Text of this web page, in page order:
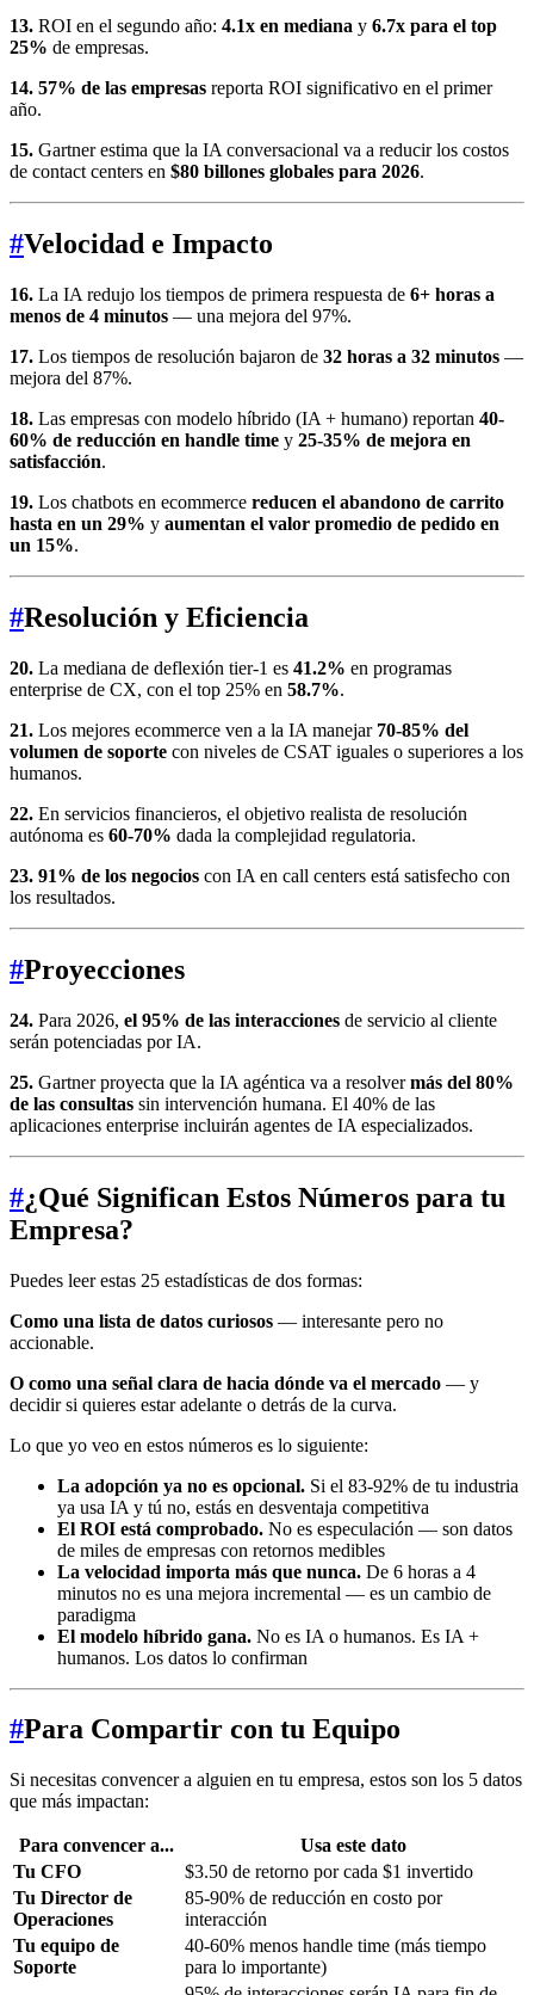
13. ROI en el segundo año: 4.1x en mediana y 6.7x para el top
25% de empresas.
14. 57% de las empresas reporta ROI significativo en el primer
año.
15. Gartner estima que la IA conversacional va a reducir los costos
de contact centers en $80 billones globales para 2026.
#Velocidad e Impacto
16. La IA redujo los tiempos de primera respuesta de 6+ horas a
menos de 4 minutos — una mejora del 97%.
17. Los tiempos de resolución bajaron de 32 horas a 32 minutos —
mejora del 87%.
18. Las empresas con modelo híbrido (IA + humano) reportan 40-
60% de reducción en handle time y 25-35% de mejora en
satisfacción.
19. Los chatbots en ecommerce reducen el abandono de carrito
hasta en un 29% y aumentan el valor promedio de pedido en
un 15%.
#Resolución y Eficiencia
20. La mediana de deflexión tier-1 es 41.2% en programas
enterprise de CX, con el top 25% en 58.7%.
21. Los mejores ecommerce ven a la IA manejar 70-85% del
volumen de soporte con niveles de CSAT iguales o superiores a los
humanos.
22. En servicios financieros, el objetivo realista de resolución
autónoma es 60-70% dada la complejidad regulatoria.
23. 91% de los negocios con IA en call centers está satisfecho con
los resultados.
#Proyecciones
24. Para 2026, el 95% de las interacciones de servicio al cliente
serán potenciadas por IA.
25. Gartner proyecta que la IA agéntica va a resolvermás del 80%
de las consultas sin intervención humana. El 40% de las
aplicaciones enterprise incluirán agentes de IA especializados.
#¿Qué Significan Estos Números para tu
Empresa?
Puedes leer estas 25 estadísticas de dos formas:
Como una lista de datos curiosos — interesante pero no
accionable.
O como una señal clara de hacia dónde va el mercado — y
decidir si quieres estar adelante o detrás de la curva.
Lo que yo veo en estos números es lo siguiente:
La adopción ya no es opcional. Si el 83-92% de tu industria
ya usa IA y tú no, estás en desventaja competitiva
El ROI está comprobado. No es especulación — son datos
de miles de empresas con retornos medibles
La velocidad importa más que nunca. De 6 horas a 4
minutos no es una mejora incremental — es un cambio de
paradigma
El modelo híbrido gana. No es IA o humanos. Es IA +
humanos. Los datos lo confirman
#Para Compartir con tu Equipo
Si necesitas convencer a alguien en tu empresa, estos son los 5 datos
que más impactan:
Para convencer a...
Usa este dato
Tu CFO
$3.50 de retorno por cada $1 invertido
Tu Director de
Operaciones
85-90% de reducción en costo por
interacción
Tu equipo de
Soporte
40-60% menos handle time (más tiempo
para lo importante)